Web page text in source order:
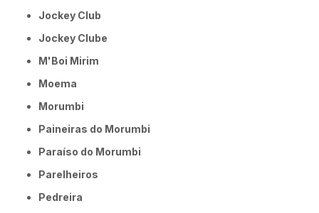
Jockey Club
Jockey Clube
M'Boi Mirim
Moema
Morumbi
Paineiras do Morumbi
Paraíso do Morumbi
Parelheiros
Pedreira